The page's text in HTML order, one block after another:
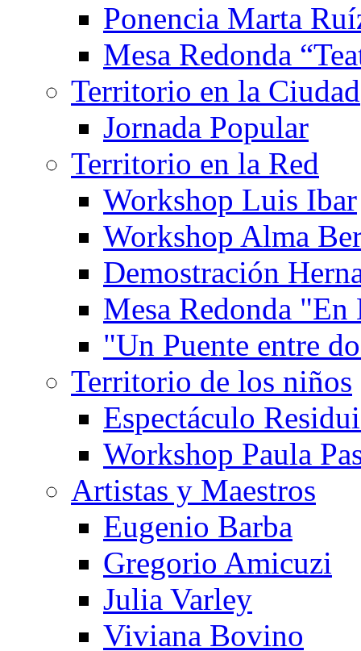
Ponencia Marta
Mesa Redonda
Territorio en la Ciudad
Jornada Popular
Territorio en la Red
Workshop Luis Ibar
Workshop Alma
Demostración
Mesa Redonda
"Un Puente entre
Territorio de los niños
Espectáculo
Workshop Paula
Artistas y Maestros
Eugenio Barba
Gregorio Amicuzi
Julia Varley
Viviana Bovino